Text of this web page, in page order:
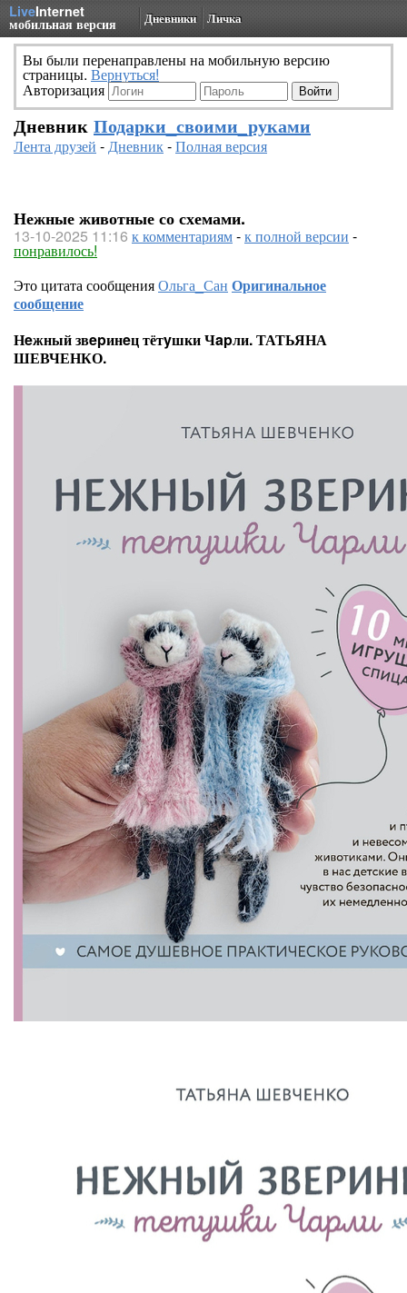
LiveInternet
мобильная версия Дневники Личка
Вы были перенаправлены на мобильную версию
страницы. Вернуться!
Авторизация
Дневник Подарки_своими_руками
Лента друзей -Дневник-Полная версия
Нежные животные со схемами.
13-10-2025 11:16 к комментариям-к полной версии -
понравилось!
Это цитата сообщенияОльга_Сан Оригинальное
сообщение
Нeжный звepинeц тётyшки Чapли. ТАТЬЯНА
ШЕВЧЕНКО.